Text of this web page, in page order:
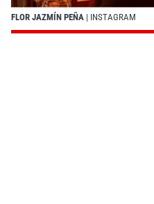
FLOR JAZMÍN PEÑA | INSTAGRAM